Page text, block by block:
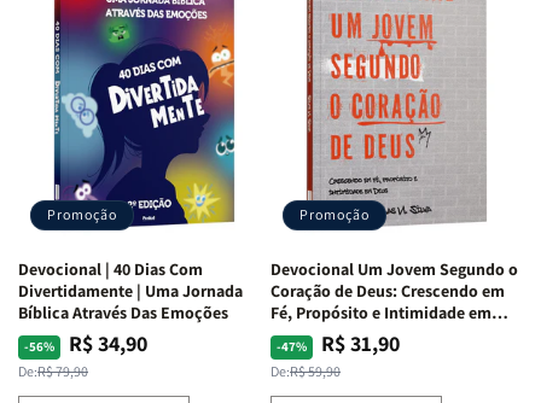
Guerra
Isabelle
S.
Alves
Guerra
|
Isabelle
S.
Alves
Mulheres
da
Bíblia
Equipe
Teológica
Penkal
Mulheres
da
Bíblia
|
Equipe
Teológica
Penkal
Promoção
Devocional | 40 Dias Com
Divertidamente | Uma Jornada
Bíblica Através Das Emoções
-56%
Preço
normal
De:R$ 79,90
Preço
promocional
R$ 34,90
Promoção
Devocional Um Jovem Segundo o
Coração de Deus: Crescendo em
Fé, Propósito e Intimidade em
Deus
-47%
Preço
normal
De:R$ 59,90
Preço
promocional
R$ 31,90